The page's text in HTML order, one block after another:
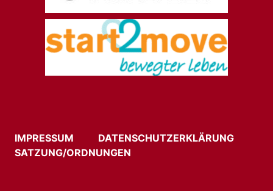
IMPRESSUM
DATENSCHUTZERKLÄRUNG
SATZUNG/ORDNUNGEN